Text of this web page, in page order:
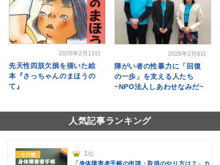
2026年2月13日
先天性四肢欠損を描いた絵
本『さっちゃんのまほうの
て』
2026年2月6日
障がい者の性暴力に「回復
の一歩」を支える人たち
~NPO法人しあわせなみだ~
人気記事ランキング
その他 1 位
「身体障害者手帳の申請・取得のやり方は？」カ